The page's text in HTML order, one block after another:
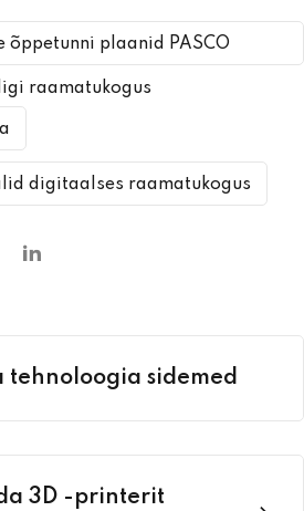
õppetunni plaanid PASCO
raamatukogus
digitaalses raamatukogus
tehnoloogia sidemed
3D -printerit